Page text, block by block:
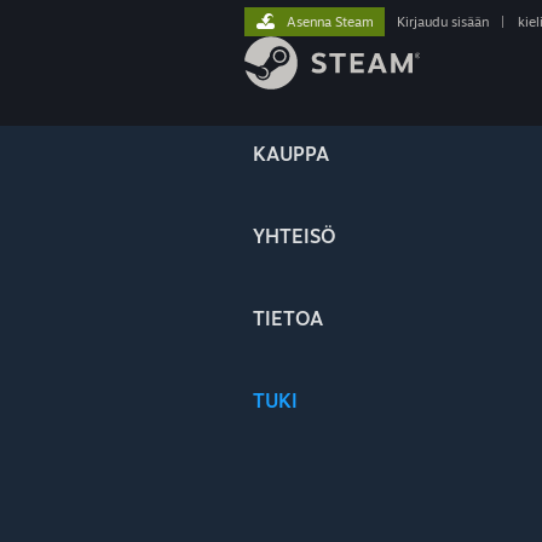
KAUPPA
YHTEISÖ
TIETOA
TUKI
Asenna Steam Kirjaudu sisään kieli